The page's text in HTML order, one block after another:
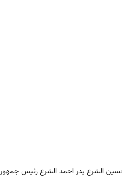
الشرع پدر احمد الشرع رئیس جمهور